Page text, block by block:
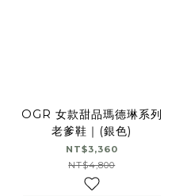
OGR 女款甜品瑪德琳系列
老爹鞋｜(銀色)
NT$3,360
NT$4,800